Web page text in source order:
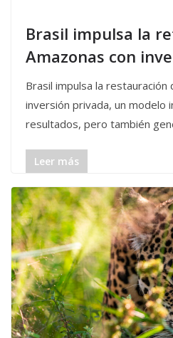
Brasil impulsa la
Amazonas con
Brasil impulsa la restauración
inversión privada, un modelo
resultados, pero también
Leer más